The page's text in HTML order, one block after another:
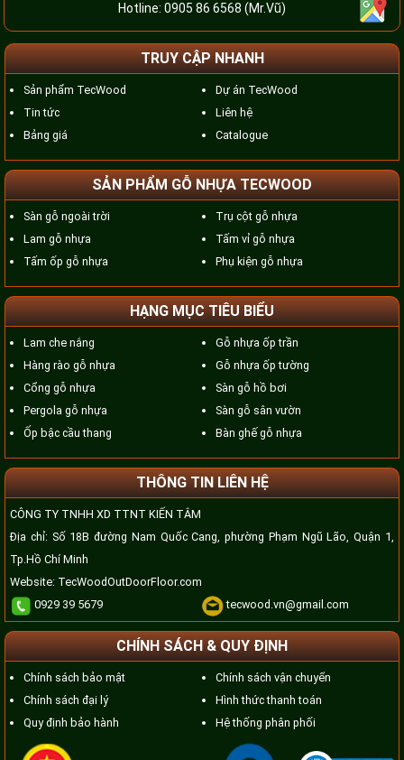
Hotline: 0905 86 6568 (Mr.Vũ)
TRUY CẬP NHANH
Sản phẩm TecWood
Tin tức
Bảng giá
Dự án TecWood
Liên hệ
Catalogue
SẢN PHẨM GỖ NHỰA TECWOOD
Sàn gỗ ngoài trời
Lam gỗ nhựa
Tấm ốp gỗ nhựa
Trụ cột gỗ nhựa
Tấm vỉ gỗ nhựa
Phụ kiện gỗ nhựa
HẠNG MỤC TIÊU BIỂU
Lam che nắng
Hàng rào gỗ nhựa
Cổng gỗ nhựa
Pergola gỗ nhựa
Ốp bậc cầu thang
Gỗ nhựa ốp trần
Gỗ nhựa ốp tường
Sàn gỗ hồ bơi
Sàn gỗ sân vườn
Bàn ghế gỗ nhựa
THÔNG TIN LIÊN HỆ
CÔNG TY TNHH XD TTNT KIẾN TÂM
Địa chỉ: Số 18B đường Nam Quốc Cang, phường Phạm Ngũ Lão, Quận 1,
Tp.Hồ Chí Minh
Website: TecWoodOutDoorFloor.com
0929 39 5679
tecwood.vn@gmail.com
CHÍNH SÁCH & QUY ĐỊNH
Chính sách bảo mật
Chính sách đại lý
Quy định bảo hành
Chính sách vận chuyển
Hình thức thanh toán
Hệ thống phân phối